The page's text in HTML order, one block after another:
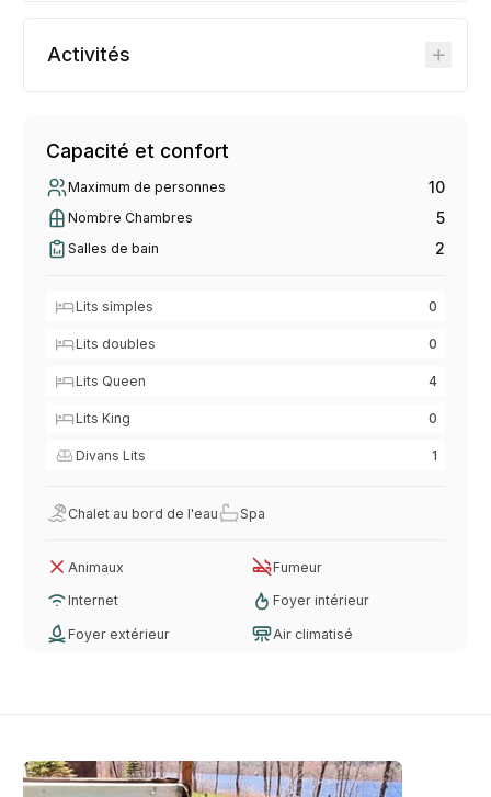
Activités
Capacité et confort
Maximum de personnes 10
Nombre Chambres 5
Salles de bain 2
Lits simples 0
Lits doubles 0
Lits Queen 4
Lits King 0
Divans Lits 1
Chalet au bord de l'eau Spa
Animaux Fumeur
Internet Foyer intérieur
Foyer extérieur Air climatisé